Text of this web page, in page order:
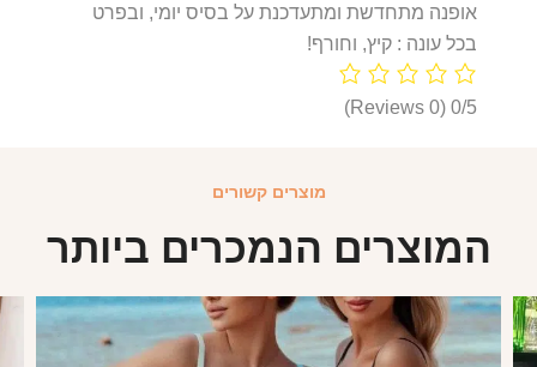
אופנה מתחדשת ומתעדכנת על בסיס יומי, ובפרט
בכל עונה : קיץ, וחורף!
0/5
(0 Reviews)
מוצרים קשורים
המוצרים הנמכרים ביותר